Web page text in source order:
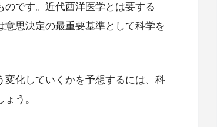
です。近代西洋医学とは要する
思決定の最重要基準として科学を
化していくかを予想するには、科
う。